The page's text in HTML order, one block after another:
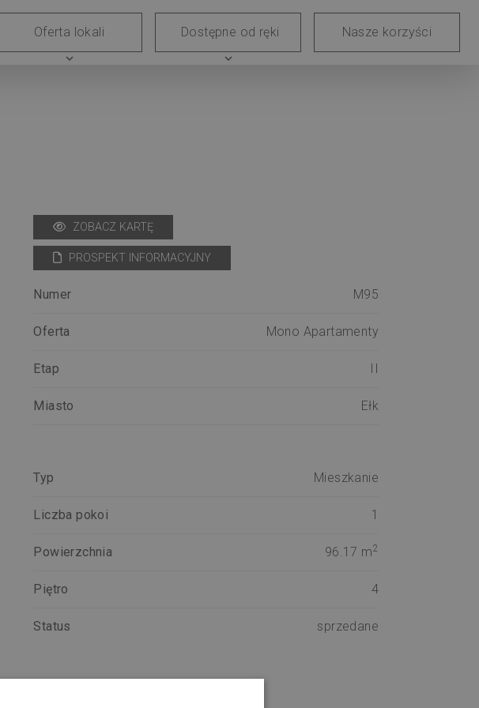
Kariera
Relacje
Blog
Oferta lokali
expand_more
Dostępne od ręki
expand_more
Nasze korzyści
ZOBACZ KARTĘ
PROSPEKT INFORMACYJNY
Numer M95
Oferta Mono Apartamenty
Etap II
Miasto Ełk
Typ Mieszkanie
Liczba pokoi 1
Powierzchnia 96.17 m2
Piętro 4
Status sprzedane